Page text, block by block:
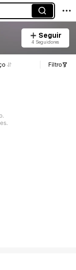
Seguir
4 Seguidores
Filtro